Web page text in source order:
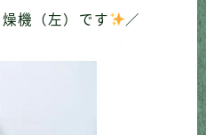
機（左）です ／